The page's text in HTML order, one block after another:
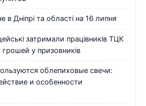
в Дніпрі та області на 16 липня
затримали працівників ТЦК
грошей у призовників
облепиховые свечи:
и особенности